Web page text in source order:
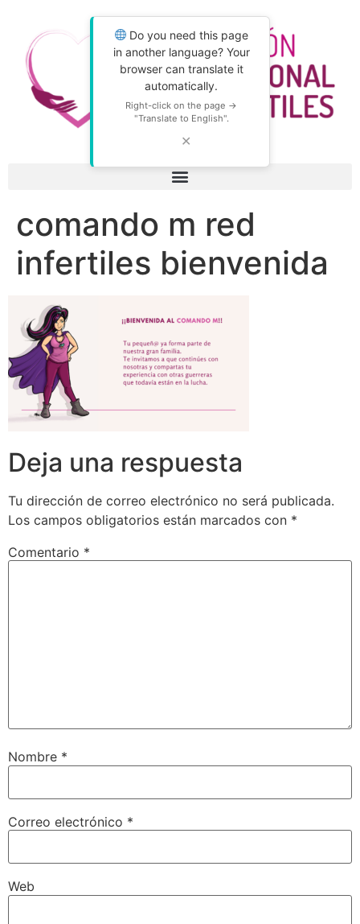
Do you need this page
in another language? Your
browser can translate it
automatically.
Right-click on the page →
"Translate to English".
✕
comando m red
infertiles bienvenida
Deja una respuesta
Tu dirección de correo electrónico no será publicada.
Los campos obligatorios están marcados con *
Comentario *
Nombre *
Correo electrónico *
Web